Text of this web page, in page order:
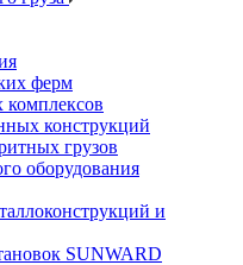
ферм
комплексов
конструкций
грузов
оборудования
и
SUNWARD